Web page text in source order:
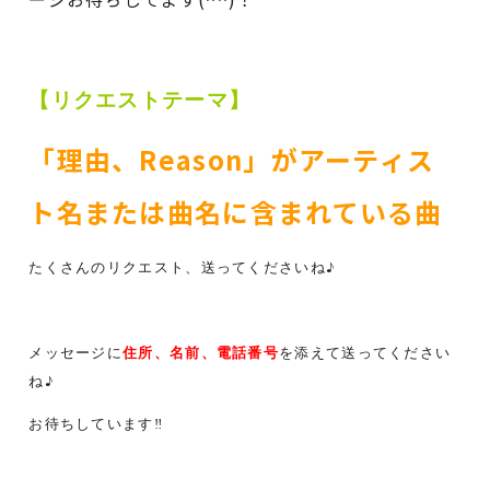
【リクエストテーマ】
「理由、Reason」がアーティス
ト名または曲名に含まれている曲
たくさんのリクエスト、送ってくださいね♪
メッセージに住所、名前、電話番号を添えて送ってください
ね♪
お待ちしています‼